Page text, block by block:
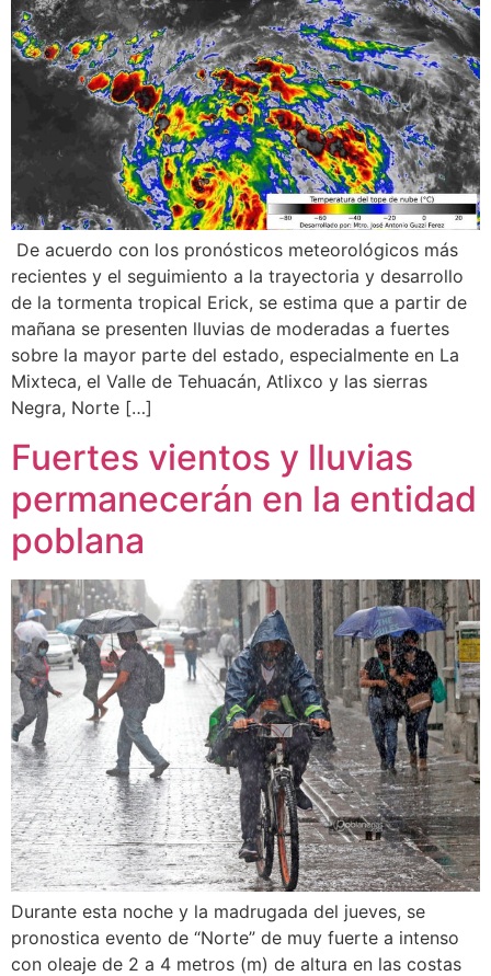
De acuerdo con los pronósticos meteorológicos más
recientes y el seguimiento a la trayectoria y desarrollo
de la tormenta tropical Erick, se estima que a partir de
mañana se presenten lluvias de moderadas a fuertes
sobre la mayor parte del estado, especialmente en La
Mixteca, el Valle de Tehuacán, Atlixco y las sierras
Negra, Norte […]
Fuertes vientos y lluvias
permanecerán en la entidad
poblana
Durante esta noche y la madrugada del jueves, se
pronostica evento de “Norte” de muy fuerte a intenso
con oleaje de 2 a 4 metros (m) de altura en las costas